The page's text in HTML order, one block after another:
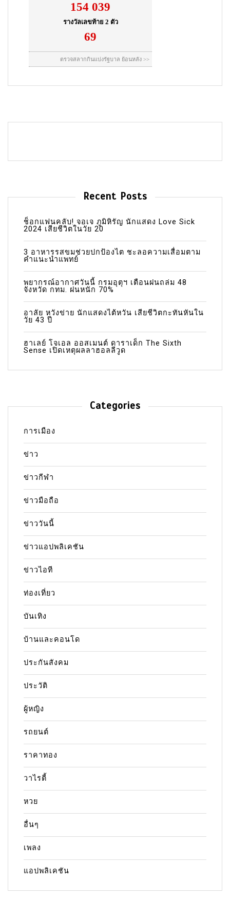
Recent Posts
ช็อกแฟนคลับ! จอเจ ภูมิหิรัญ นักแสดง Love Sick
2024 เสียชีวิตในวัย 20
3 อาหารรสขมช่วยปกป้องไต ชะลอความเสื่อมตาม
คำแนะนำแพทย์
พยากรณ์อากาศวันนี้ กรมอุตุฯ เตือนฝนถล่ม 48
จังหวัด กทม. ฝนหนัก 70%
อาลัย หวังข่าย นักแสดงไต้หวัน เสียชีวิตกะทันหันใน
วัย 43 ปี
ฮาเลย์ โจเอล ออสเมนต์ ดาราเด็ก The Sixth
Sense เปิดเหตุผลลาฮอลลีวูด
Categories
การเมือง
ข่าว
ข่าวกีฬา
ข่าวมือถือ
ข่าววันนี้
ข่าวแอปพลิเคชัน
ข่าวไอที
ท่องเที่ยว
บันเทิง
บ้านและคอนโด
ประกันสังคม
ประวัติ
ผู้หญิง
รถยนต์
ราคาทอง
วาไรตี้
หวย
อื่นๆ
เพลง
แอปพลิเคชัน